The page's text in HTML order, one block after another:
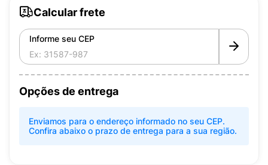
Calcular frete
Informe seu CEP
Opções de entrega
Enviamos para o endereço informado no seu CEP.
Confira abaixo o prazo de entrega para a sua região.